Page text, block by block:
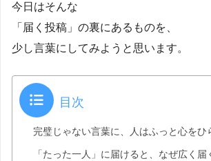
今日はそんな
「届く投稿」の裏にあるものを、
少し言葉にしてみようと思います。
目次
完璧じゃない言葉に、人はふっと心をひ
「たった一人」に届けると、なぜ広く届